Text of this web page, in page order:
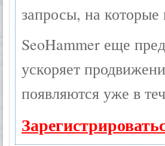
запросы, на
SeoHammer еще
ускоряет
появляются уже в